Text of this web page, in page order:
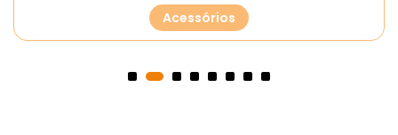
Acessórios